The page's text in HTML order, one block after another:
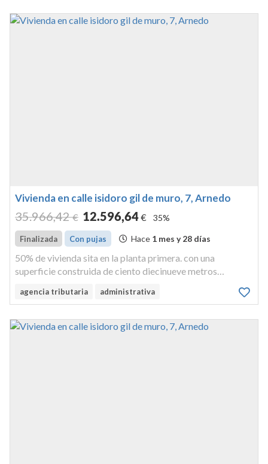
Vivienda en calle isidoro gil de muro, 7, Arnedo
35.966,42 € 12.596,64€ 35%
Finalizada Con pujas Hace 1 mes y 28 días
50% de vivienda sita en la planta primera. con una
superficie construida de ciento diecinueve metros
ocupa la totalidad de la planta. compuesta de entrada,
agencia tributaria administrativa